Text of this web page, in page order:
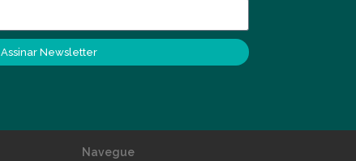
Assinar Newsletter
Navegue